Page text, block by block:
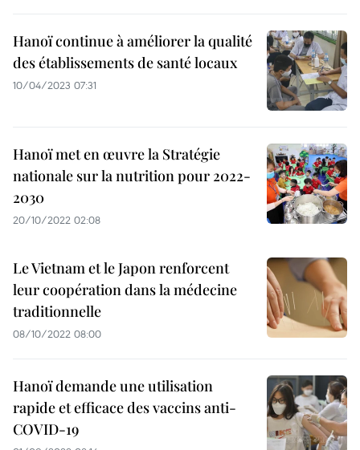
Hanoï continue à améliorer la qualité
des établissements de santé locaux
10/04/2023 07:31
Hanoï met en œuvre la Stratégie
nationale sur la nutrition pour 2022-
2030
20/10/2022 02:08
Le Vietnam et le Japon renforcent
leur coopération dans la médecine
traditionnelle
08/10/2022 08:00
Hanoï demande une utilisation
rapide et efficace des vaccins anti-
COVID-19